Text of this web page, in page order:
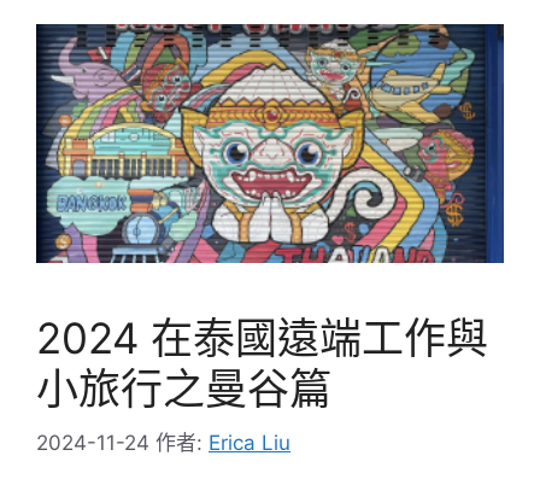
2024 在泰國遠端工作與
小旅行之曼谷篇
2024-11-24 作者: Erica Liu